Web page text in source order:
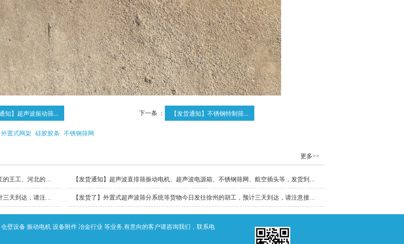
知】超声波振动筛... 下一条 ： 【发货通知】不锈钢特制筛...
外置式网架 硅胶胶条 不锈钢筛网
更多>>
【发货了】不锈钢筛网、超声波电源箱、超声波网架等货物今日发往浙江的王工、河北的潘工、广东的宋工，预计三天到达，请注意接收！ 【发货通知】超声波直排筛振动电机、超声波电源箱、不锈钢筛网、航空插头等，发货到徐州、清远和深圳！
【发货了】不锈钢全密封防水振动筛机等货物今日发往浙江的宋工，预计三天到达，请注意接收！ 【发货了】外置式超声波筛分系统等货物今日发往徐州的胡工，预计三天到达，请注意接收！
壁设备 振动电机 设备附件 冶金行业 等业务,有意向的客户请咨询我们，联系电